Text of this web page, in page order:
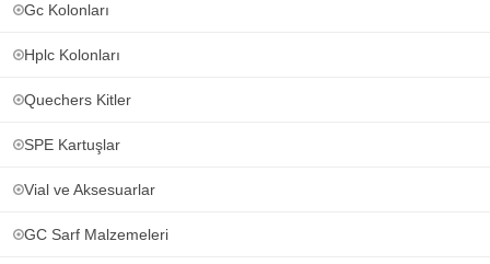
Gc Kolonları
Hplc Kolonları
Quechers Kitler
SPE Kartuşlar
Vial ve Aksesuarlar
GC Sarf Malzemeleri